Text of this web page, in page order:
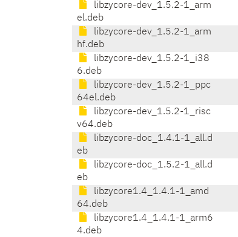
libzycore-dev_1.5.2-1_arm
el.deb
libzycore-dev_1.5.2-1_arm
hf.deb
libzycore-dev_1.5.2-1_i38
6.deb
libzycore-dev_1.5.2-1_ppc
64el.deb
libzycore-dev_1.5.2-1_risc
v64.deb
libzycore-doc_1.4.1-1_all.d
eb
libzycore-doc_1.5.2-1_all.d
eb
libzycore1.4_1.4.1-1_amd
64.deb
libzycore1.4_1.4.1-1_arm6
4.deb